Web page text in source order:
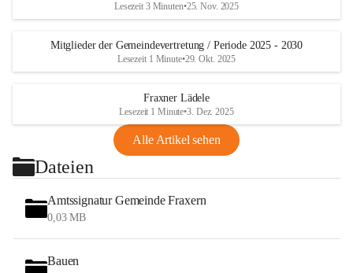
Lesezeit 3 Minuten•25. Nov. 2025
Mitglieder der Gemeindevertretung / Periode 2025 - 2030
Lesezeit 1 Minute•29. Okt. 2025
Fraxner Lädele
Lesezeit 1 Minute•3. Dez. 2025
Alle Artikel sehen
Dateien
Amtssignatur Gemeinde Fraxern
0,03 MB
Bauen